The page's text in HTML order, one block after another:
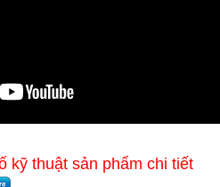
kỹ thuật sản phẩm chi tiết